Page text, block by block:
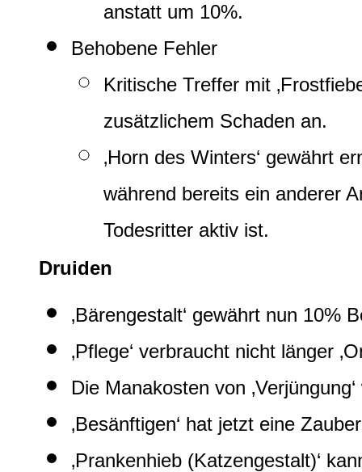
anstatt um 10%.
Behobene Fehler
Kritische Treffer mit
zusätzlichem Schaden an.
‚Horn des Winters‘ gewährt
während bereits ein anderer
Todesritter aktiv ist.
Druiden
‚Bärengestalt‘ gewährt nun 10%
‚Pflege‘ verbraucht nicht länger
Die Manakosten von
‚Besänftigen‘ hat jetzt eine
‚Prankenhieb (Katzengestalt)‘